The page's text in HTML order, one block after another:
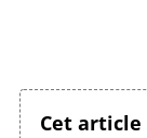
Cet article